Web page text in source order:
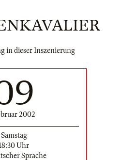
in dieser Inszenierung
2002
Samstag
Uhr
Sprache